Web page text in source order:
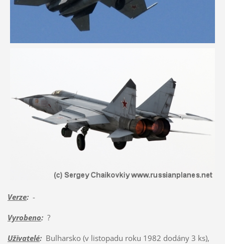
Verze:-
Vyrobeno:?
Uživatelé:Bulharsko (v listopadu roku 1982 dodány 3 ks),